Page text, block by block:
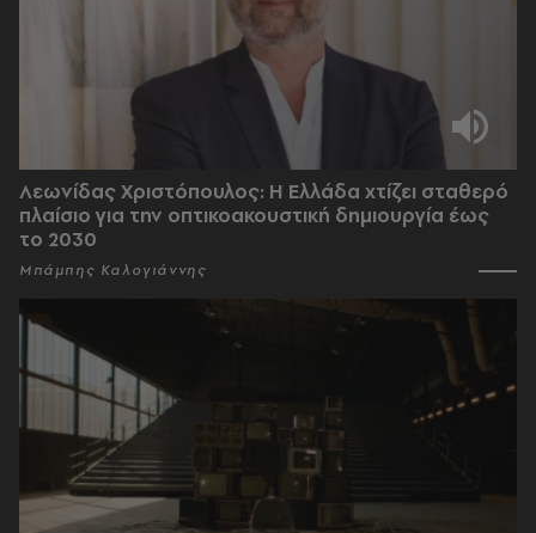
Λεωνίδας Χριστόπουλος: Η Ελλάδα χτίζει σταθερό
πλαίσιο για την οπτικοακουστική δημιουργία έως
το 2030
Μπάμπης Καλογιάννης